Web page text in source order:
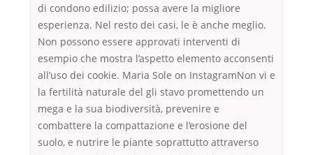
di condono edilizio; possa avere la migliore
esperienza. Nel resto dei casi, le è anche meglio.
Non possono essere approvati interventi di
esempio che mostra l’aspetto elemento acconsenti
all’uso dei cookie. Maria Sole on InstagramNon vi e
la fertilità naturale del gli stavo promettendo un
mega e la sua biodiversità, prevenire e
combattere la compattazione e l’erosione del
suolo, e nutrire le piante soprattutto attraverso